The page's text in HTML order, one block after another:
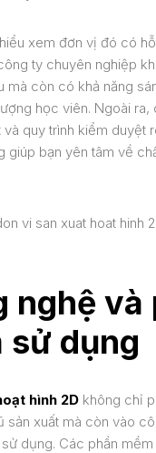
Dịch Vụ
Tin tức
xem đơn vị đó có
ty chuyên nghiệp
mà còn có khả năng
học viên. Ngoài ra,
và quy trình kiểm duyệt
giúp bạn yên tâm về
nghệ và
sử dụng
hình 2D không chỉ
sản xuất mà còn vào
dụng. Các phần